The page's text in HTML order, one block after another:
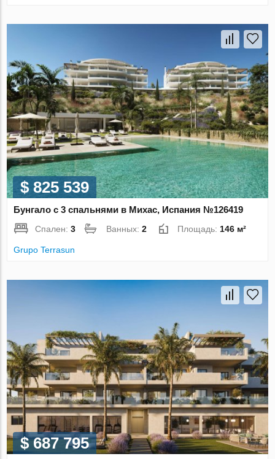
$ 825 539
Бунгало с 3 спальнями в Михас, Испания №126419
Спален:3 Ванных:2 Площадь: 146 м²
Grupo Terrasun
$ 687 795